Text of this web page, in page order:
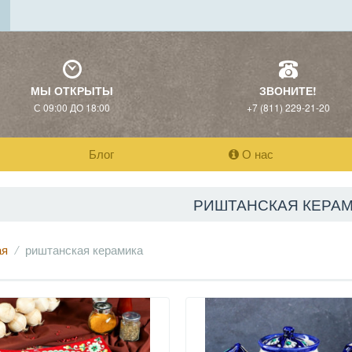
МЫ ОТКРЫТЫ
С 09:00 ДО 18:00
ЗВОНИТЕ!
+7 (811) 229-21-20
Блог О нас
РИШТАНСКАЯ
риштанская керамика